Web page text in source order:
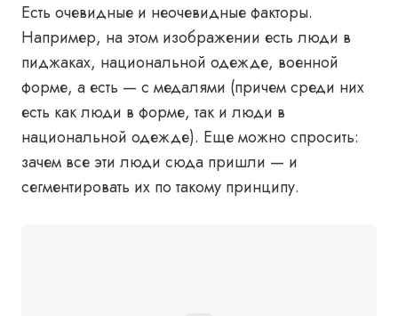
Есть очевидные и неочевидные факторы.
Например, на этом изображении есть люди в
пиджаках, национальной одежде, военной
форме, а есть — с медалями (причем среди них
есть как люди в форме, так и люди в
национальной одежде). Еще можно спросить:
зачем все эти люди сюда пришли — и
сегментировать их по такому принципу.